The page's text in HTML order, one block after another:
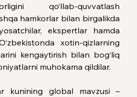
qo‘llab-quvvatlash
hamkorlar bilan birgalikda
ekspertlar hamda
xotin-qizlarning
kengaytirish bilan bog‘liq
muhokama qildilar.
kunining global mavzusi –